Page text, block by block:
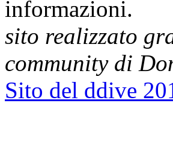
informazioni.
sito realizzato
community di
Sito del ddive